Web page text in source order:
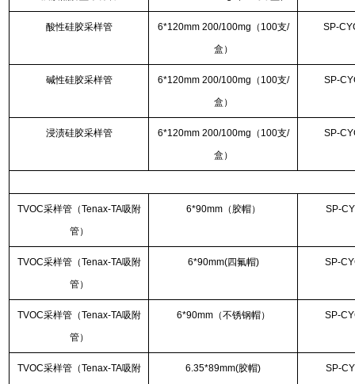
酸性硅胶采样管
6*120mm 200/100mg（100支/
盒）
SP-
碱性硅胶采样管
6*120mm 200/100mg（100支/
盒）
SP-
浸渍硅胶采样管
6*120mm 200/100mg（100支/
盒）
SP-
TVOC采样管（Tenax-TA吸附
管）
6*90mm（胶帽） SP-
TVOC采样管（Tenax-TA吸附
管）
6*90mm(四氟帽) SP-
TVOC采样管（Tenax-TA吸附
管）
6*90mm（不锈钢帽） SP-
TVOC采样管（Tenax-TA吸附
6.35*89mm(胶帽) SP-